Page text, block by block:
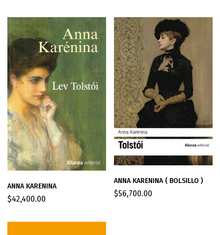
ANNA KARENINA
$42,400.00
ANNA KARENINA ( BOLSILLO )
$56,700.00